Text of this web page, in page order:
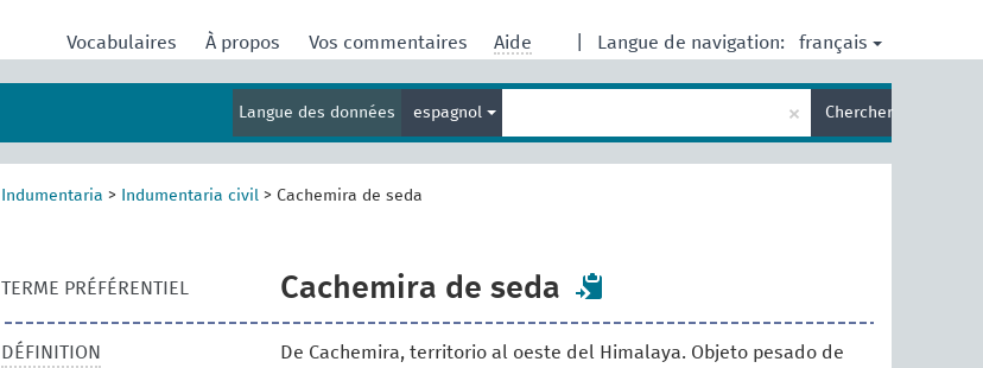
Langue de navigation: français
Vocabulaires À propos Vos commentaires Aide
Langue des données espagnol
terme
de
× Chercher
Indumentaria > Indumentaria civil > Cachemira de seda
TERME PRÉFÉRENTIEL Cachemira de seda
DÉFINITION
De Cachemira, territorio al oeste del Himalaya. Objeto pesado de